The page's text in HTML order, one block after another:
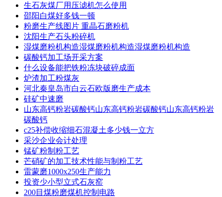
生石灰煤厂用压滤机怎么使用
邵阳白煤好多钱一顿
粉磨生产线图片 重晶石磨粉机
沈阳生产石头粉碎机
湿煤磨粉机构造湿煤磨粉机构造湿煤磨粉机构造
碳酸钙加工场开采方案
什么设备能把铁粉冻块破碎成面
炉渣加工粉煤灰
河北秦皇岛市白云石欧版磨生产成本
硅矿中速磨
山东高钙粉岩碳酸钙山东高钙粉岩碳酸钙山东高钙粉岩
碳酸钙
c25补偿收缩细石混凝土多少钱一立方
采沙企业会计处理
锰矿粉制粉工艺
芒硝矿的加工技术性能与制粉工艺
雷蒙磨1000x250生产能力
投资少小型立式石灰窑
200目煤粉磨煤机控制电路